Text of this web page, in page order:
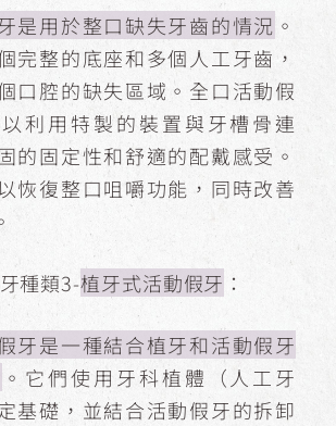
是用於整口缺失牙齒的情況 。
完整的底座和多個人工牙齒，
口腔的缺失區域。全口活動假
利用特製的裝置與牙槽骨連
的固定性和舒適的配戴感受。
恢復整口咀嚼功能，同時改善
種類3-植牙式活動假牙 ：
牙是一種結合植牙和活動假牙
。它們使用牙科植體（人工牙
基礎，並結合活動假牙的拆卸